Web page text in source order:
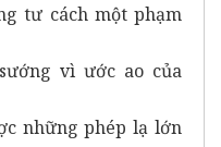
tư cách một phạm
vì ước ao của
những phép lạ lớn